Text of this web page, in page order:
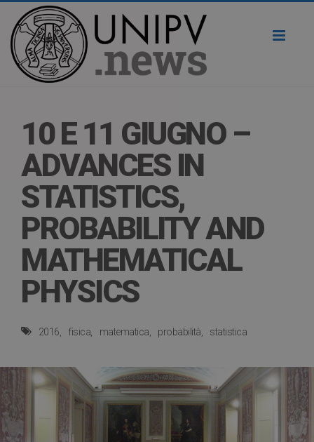
10 E 11 GIUGNO –
ADVANCES IN
STATISTICS,
PROBABILITY AND
MATHEMATICAL
PHYSICS
2016 fisica matematica probabilità statistica